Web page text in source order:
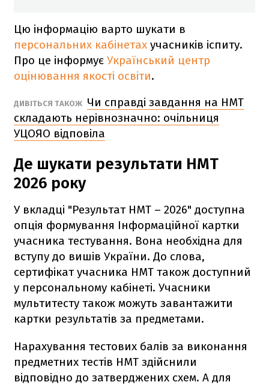
Цю інформацію варто шукати в
персональних кабінетах учасників іспиту.
Про це інформує Український центр
оцінювання якості освіти.
ДИВІТЬСЯ ТАКОЖ Чи справді завдання на НМТ
складають нерівнозначно: очільниця
УЦОЯО відповіла
Де шукати результати НМТ
2026 року
У вкладці "Результат НМТ – 2026" доступна
опція формування Інформаційної картки
учасника тестування. Вона необхідна для
вступу до вишів України. До слова,
сертифікат учасника НМТ також доступний
у персональному кабінеті. Учасники
мультитесту також можуть завантажити
картки результатів за предметами.
Нарахування тестових балів за виконання
предметних тестів НМТ здійснили
відповідно до затверджених схем. А для